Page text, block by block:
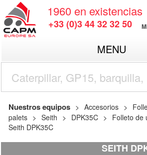
1960 en existencias
+33 (0)3 44 32 32 50
MENU
Nuestros equipos Accesorios
palets
Seith DPK35C
Folleto de
Seith DPK35C
SEITH